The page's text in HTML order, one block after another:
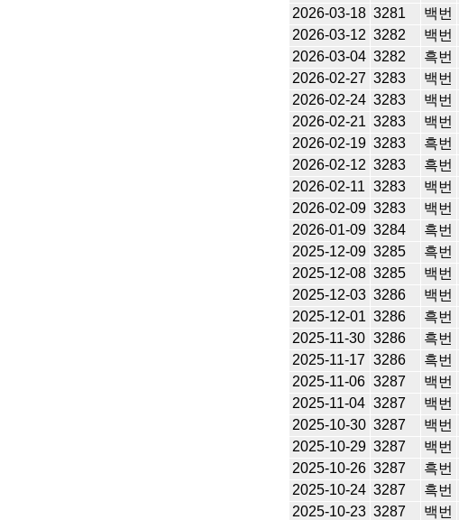
2026-03-18 3281 백번
2026-03-12 3282 백번
2026-03-04 3282 흑번
2026-02-27 3283 백번
2026-02-24 3283 백번
2026-02-21 3283 백번
2026-02-19 3283 흑번
2026-02-12 3283 흑번
2026-02-11 3283 백번
2026-02-09 3283 백번
2026-01-09 3284 흑번
2025-12-09 3285 흑번
2025-12-08 3285 백번
2025-12-03 3286 백번
2025-12-01 3286 흑번
2025-11-30 3286 흑번
2025-11-17 3286 흑번
2025-11-06 3287 백번
2025-11-04 3287 백번
2025-10-30 3287 백번
2025-10-29 3287 백번
2025-10-26 3287 흑번
2025-10-24 3287 흑번
2025-10-23 3287 백번